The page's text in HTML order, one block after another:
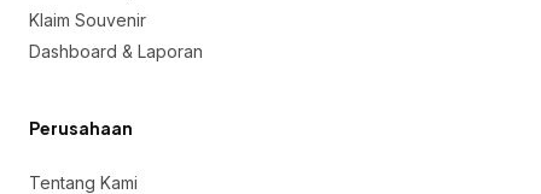
Klaim Souvenir
Dashboard & Laporan
Perusahaan
Tentang Kami